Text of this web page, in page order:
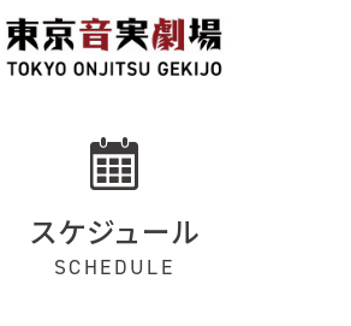
スケジュール
SCHEDULE